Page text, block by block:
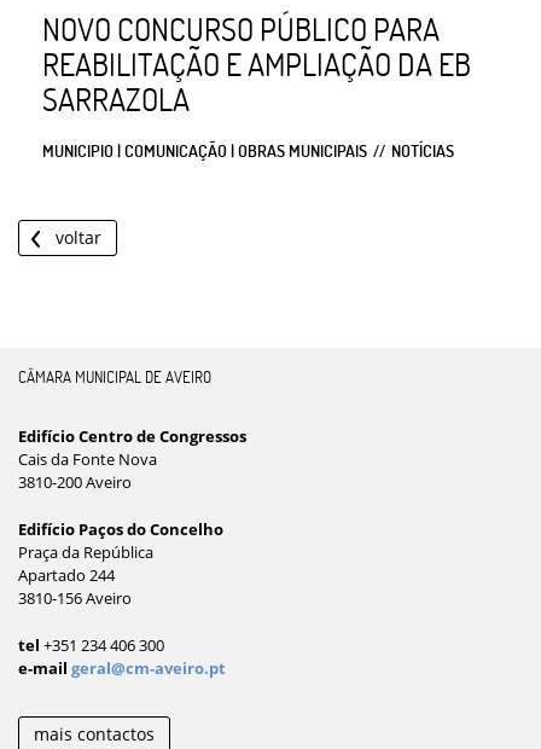
NOVO CONCURSO PÚBLICO PARA
REABILITAÇÃO E AMPLIAÇÃO DA EB
SARRAZOLA
MUNICIPIO | COMUNICAÇÃO | OBRAS MUNICIPAIS NOTÍCIAS
voltar
CÂMARA MUNICIPAL DE AVEIRO
Edifício Centro de Congressos
Cais da Fonte Nova
3810-200 Aveiro
Edifício Paços do Concelho
Praça da República
Apartado 244
3810-156 Aveiro
tel +351 234 406 300
e-mail geral@cm-aveiro.pt
mais contactos